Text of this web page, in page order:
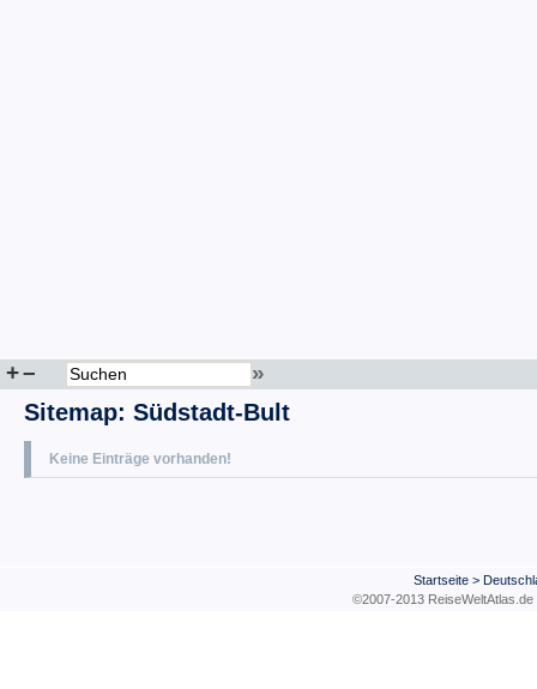
+– »
Sitemap: Südstadt-Bult
Keine Einträge vorhanden!
Startseite>
©2007-2013